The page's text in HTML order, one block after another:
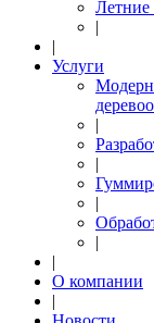
Летние
|
|
Услуги
|
|
|
|
|
О компании
|